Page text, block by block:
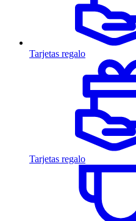
Tarjetas regalo
Tarjetas regalo